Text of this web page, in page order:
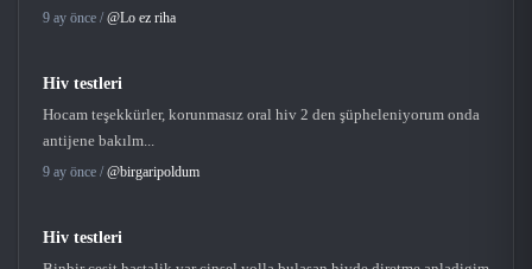
9 ay önce / @Lo ez riha
Hiv testleri
Hocam teşekkürler, korunmasız oral hiv 2 den şüpheleniyorum onda
antijene bakılm...
9 ay önce / @birgaripoldum
Hiv testleri